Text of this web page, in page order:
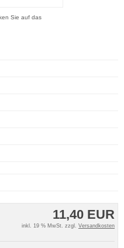
Sie auf das
11,40 EUR
inkl. 19 % MwSt. zzgl. Versandkosten